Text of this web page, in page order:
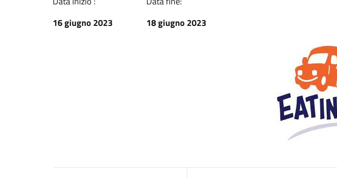
16 giugno 2023
18 giugno 2023